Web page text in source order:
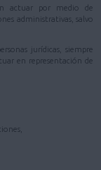
actuar por medio de
administrativas, salvo
jurídicas, siempre
en representación de